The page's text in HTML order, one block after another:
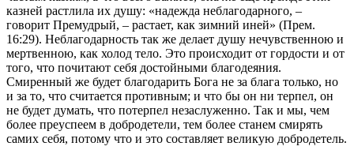
казней растлила их душу: «надежда неблагодарного, –
говорит Премудрый, – растает, как зимний иней» (Прем.
16:29). Неблагодарность так же делает душу нечувственною и
мертвенною, как холод тело. Это происходит от гордости и от
того, что почитают себя достойными благодеяния.
Смиренный же будет благодарить Бога не за блага только, но
и за то, что считается противным; и что бы он ни терпел, он
не будет думать, что потерпел незаслуженно. Так и мы, чем
более преуспеем в добродетели, тем более станем смирять
самих себя, потому что и это составляет великую добродетель.